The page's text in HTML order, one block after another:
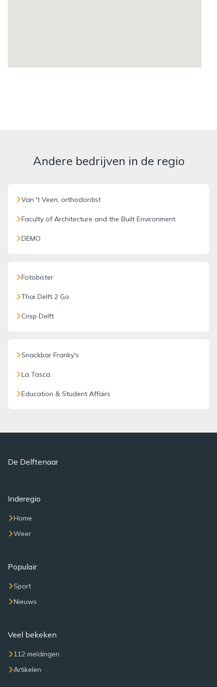
Andere bedrijven in de regio
Van 't Veen, orthodontist
Faculty of Architecture and the Built Environment
DEMO
Fotobister
Thai Delft 2 Go
Crisp Delft
Snackbar Franky's
La Tasca
Education & Student Affairs
De Delftenaar
Inderegio
Home
Weer
Populair
Sport
Nieuws
Veel bekeken
112 meldingen
Artikelen